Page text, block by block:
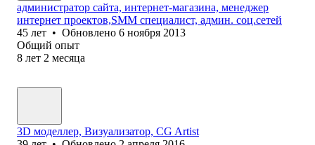
администратор сайта, интернет-магазина, менеджер
интернет проектов,SMM специалист, админ. соц.сетей
45 лет • Обновлено 6 ноября 2013
Общий опыт
8 лет 2 месяца
3D моделлер, Визуализатор, CG Artist